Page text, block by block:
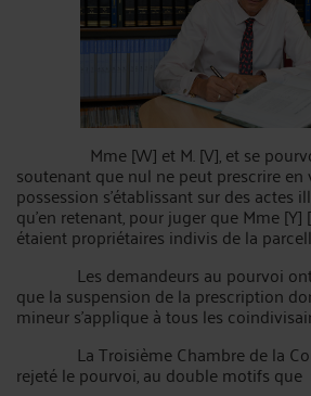
Mme [W] et M. [V], et se
soutenant que nul ne peut prescrire en
possession s'établissant sur des actes
qu'en retenant, pour juger que Mme [Y]
étaient propriétaires indivis de la
Les demandeurs au pourvoi ont
que la suspension de la prescription
mineur s’applique à tous les
La Troisième Chambre de la
rejeté le pourvoi, au double motifs que